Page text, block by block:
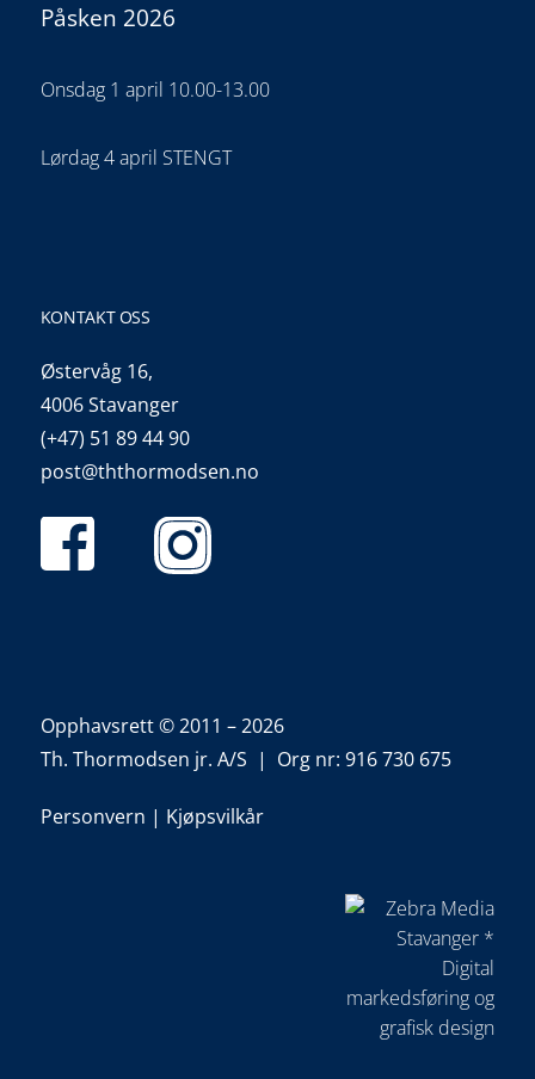
Påsken 2026
Onsdag 1 april 10.00-13.00
Lørdag 4 april STENGT
KONTAKT OSS
Østervåg 16,
4006 Stavanger
(+47) 51 89 44 90
post@ththormodsen.no
Opphavsrett © 2011 – 2026
Th. Thormodsen jr. A/S | Org nr: 916 730 675
Personvern | Kjøpsvilkår